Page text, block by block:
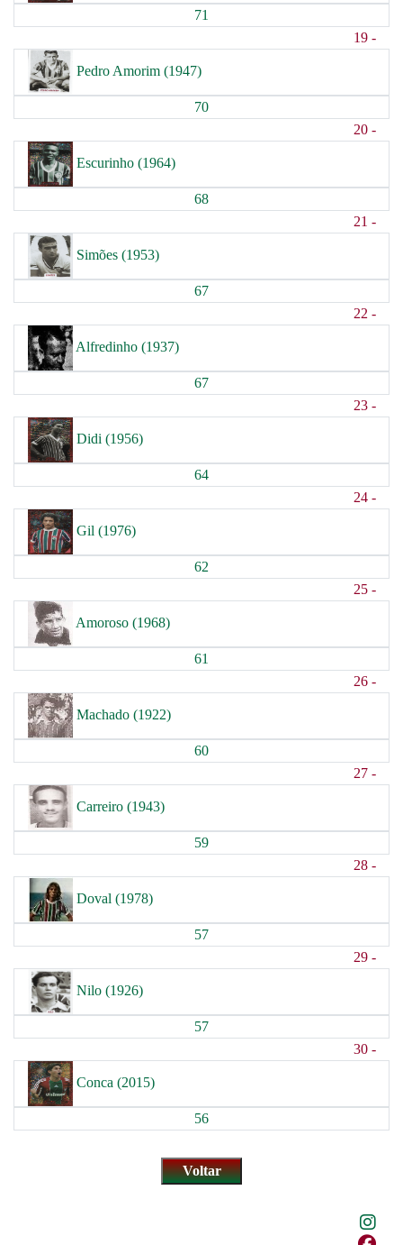
71
19 -
Pedro Amorim (1947)
70
20 -
Escurinho (1964)
68
21 -
Simões (1953)
67
22 -
Alfredinho (1937)
67
23 -
Didi (1956)
64
24 -
Gil (1976)
62
25 -
Amoroso (1968)
61
26 -
Machado (1922)
60
27 -
Carreiro (1943)
59
28 -
Doval (1978)
57
29 -
Nilo (1926)
57
30 -
Conca (2015)
56